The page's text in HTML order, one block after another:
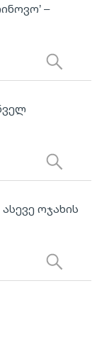
–
ოჯახის